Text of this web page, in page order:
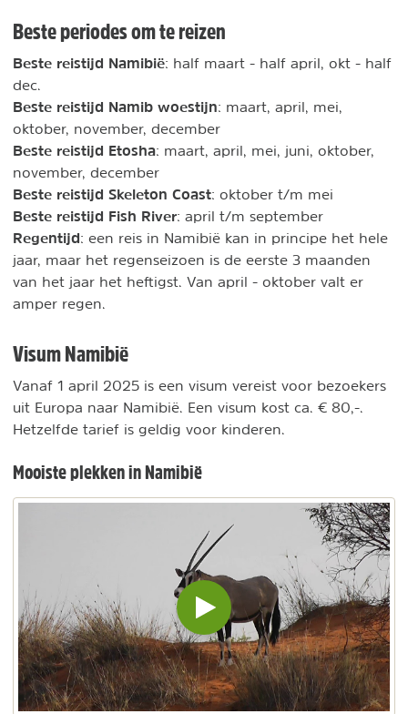
Beste periodes om te reizen
Beste reistijd Namibië: half maart - half april, okt - half
dec.
Beste reistijd Namib woestijn: maart, april, mei,
oktober, november, december
Beste reistijd Etosha: maart, april, mei, juni, oktober,
november, december
Beste reistijd Skeleton Coast: oktober t/m mei
Beste reistijd Fish River: april t/m september
Regentijd: een reis in Namibië kan in principe het hele
jaar, maar het regenseizoen is de eerste 3 maanden
van het jaar het heftigst. Van april - oktober valt er
amper regen.
Visum Namibië
Vanaf 1 april 2025 is een visum vereist voor bezoekers
uit Europa naar Namibië. Een visum kost ca. € 80,-.
Hetzelfde tarief is geldig voor kinderen.
Mooiste plekken in Namibië
Video
inladen
en
afspelen